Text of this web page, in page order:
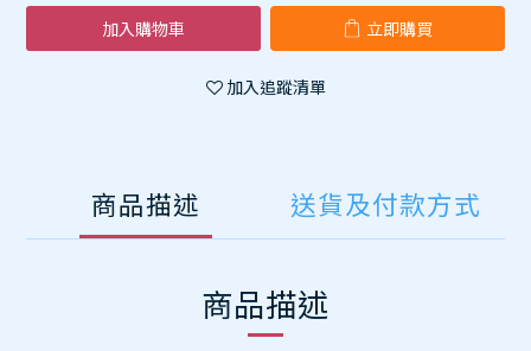
加入購物車 立即購買
加入追蹤清單
商品描述 送貨及付款方式
商品描述